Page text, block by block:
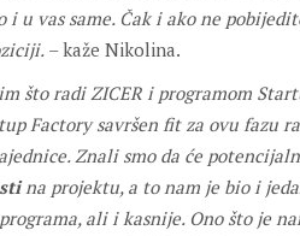
i u vas same. Čak i ako ne
– kaže Nikolina.
što radi ZICER i programom
Factory savršen fit za ovu fazu
Znali smo da će
na projektu, a to nam je bio i
ali i kasnije. Ono što je